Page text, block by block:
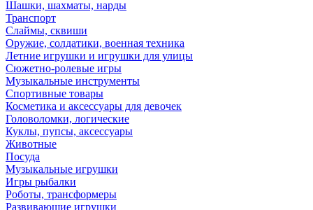
Шашки, шахматы, нарды
Транспорт
Слаймы, сквиши
Оружие, солдатики, военная техника
Летние игрушки и игрушки для улицы
Сюжетно-ролевые игры
Музыкальные инструменты
Спортивные товары
Косметика и аксессуары для девочек
Головоломки, логические
Куклы, пупсы, аксессуары
Животные
Посуда
Музыкальные игрушки
Игры рыбалки
Роботы, трансформеры
Развивающие игрушки